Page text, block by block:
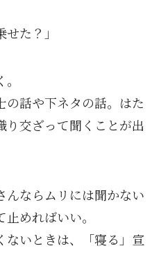
た？」
の話や下ネタの話。はた
り交ざって聞くことが出
んならムリには聞かない
めればいい。
ないときは、「寝る」宣